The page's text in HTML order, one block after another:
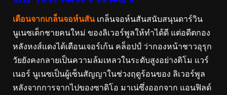
เตือนจากเกล็นจอห์นสันเกล็นจอห์นสันสนับสนุนดาร์วิน
นูเนซเด็กชายคนใหม่ ของลิเวอร์พูลให้ทำได้ดี แต่อดีตกอง
หลังหงส์แดงได้เตือนเจอร์เก้น คล็อปป์ ว่ากองหน้าชาวอุรุก
วัยยังคงกลายเป็นความล้มเหลวในระดับสูงอย่างติโม แวร์
เนอร์ นูเนซเป็นผู้เซ็นสัญญาในช่วงฤดูร้อนของ ลิเวอร์พูล
หลังจากการจากไปของซาดิโอ มาเน่ซึ่งออกจาก แอนฟิลด์